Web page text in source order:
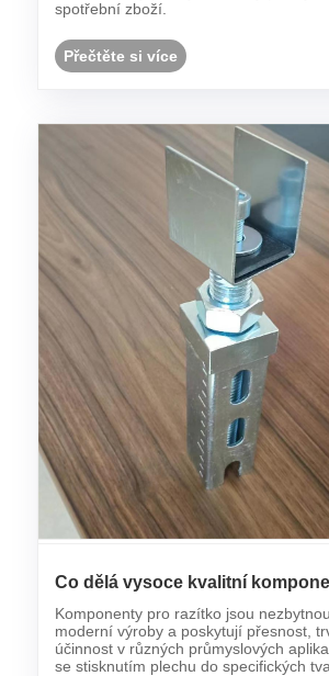
spotřební zboží.
Přečtěte si více
Co dělá vysoce kvalitní
razítko správnou volbou pro váš
Komponenty pro razítko jsou
moderní výroby a poskytují přesnost,
účinnost v různých průmyslových
se stisknutím plechu do specifických